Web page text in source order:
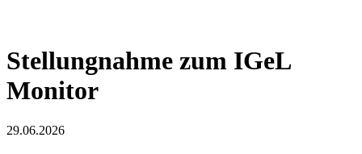
Stellungnahme zum IGeL
Monitor
29.06.2026